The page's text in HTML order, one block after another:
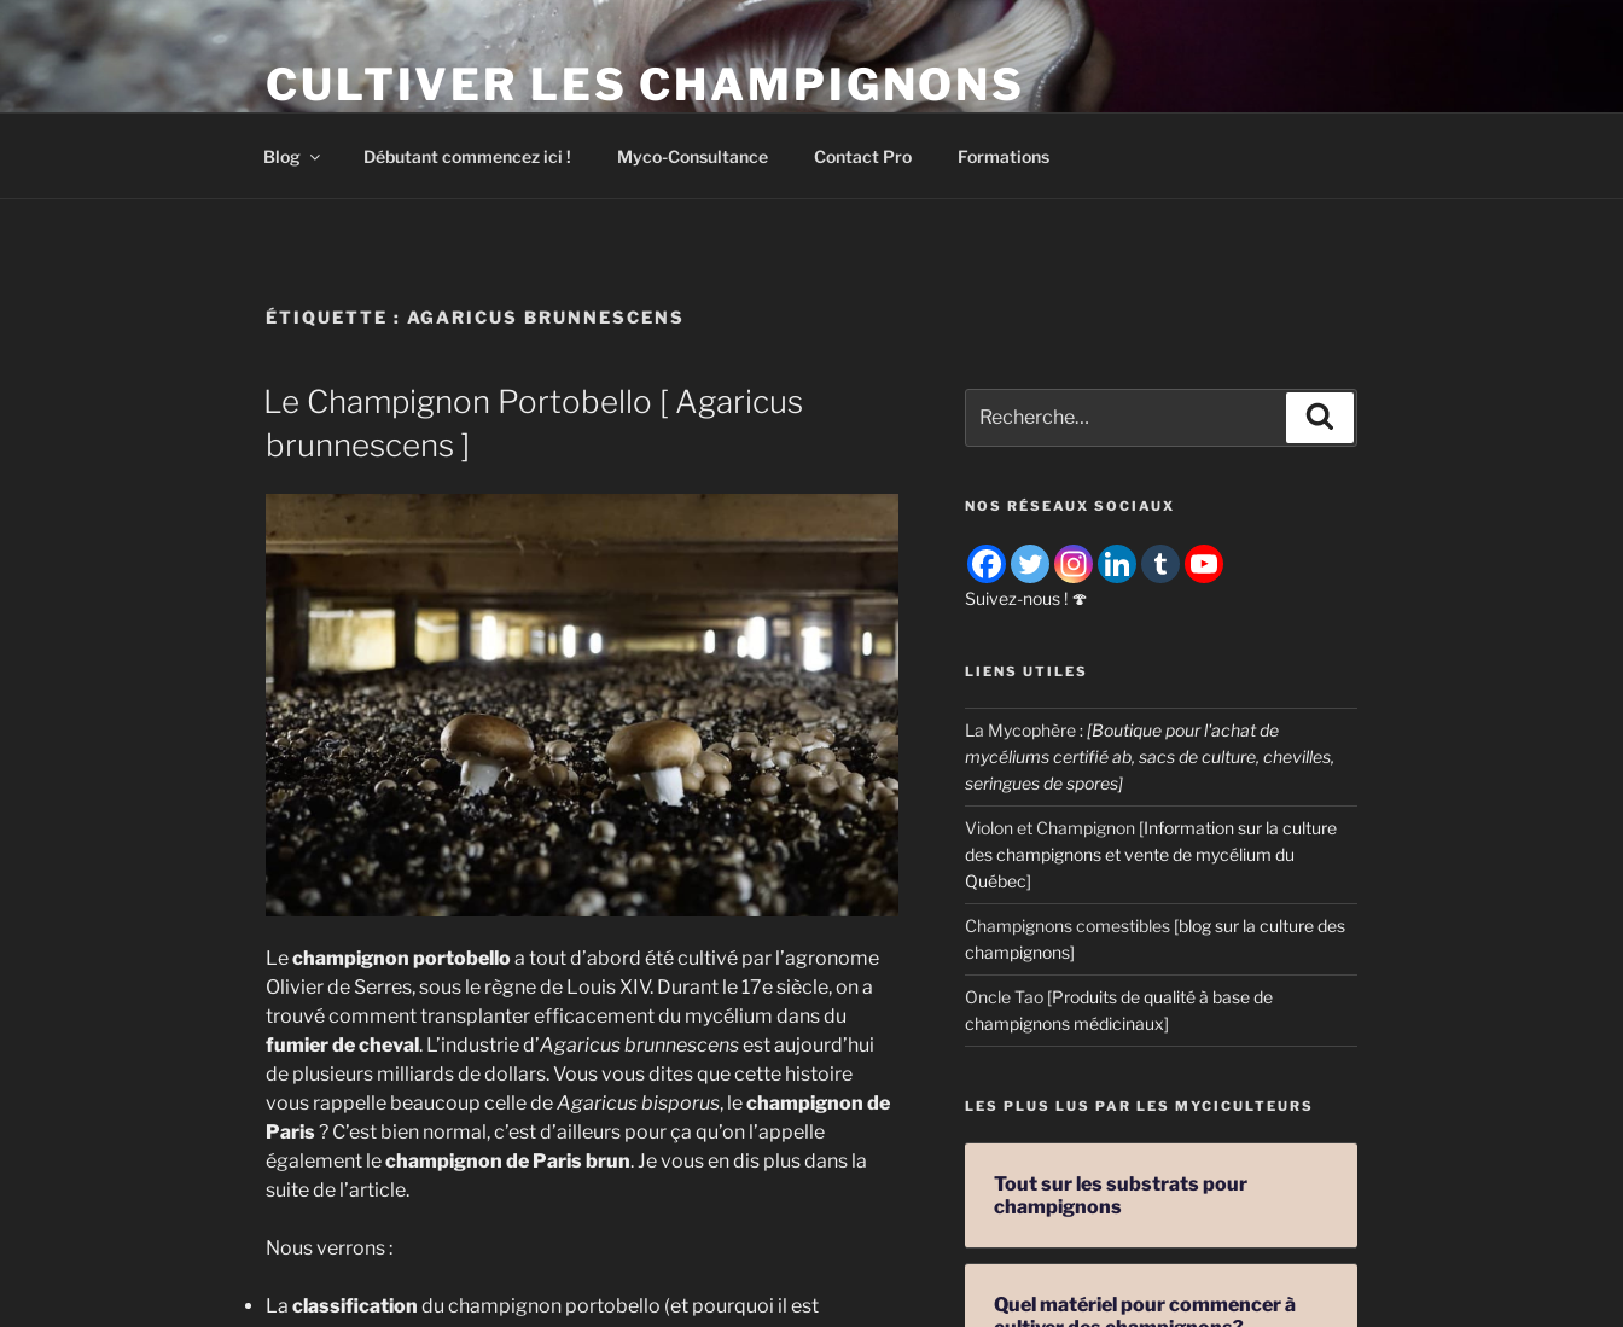
Aller
au
contenu
principal
CULTIVER LES CHAMPIGNONS
Blog Débutant commencez ici ! Myco-Consultance Contact Pro Formations
ÉTIQUETTE : AGARICUS BRUNNESCENS
Le Champignon Portobello [ Agaricus
brunnescens ]
Lechampignon portobelloa tout d’abord été cultivé par l’agronome
Olivier de Serres, sous le règne de Louis XIV. Durant le 17e siècle, on a
trouvé comment transplanter efficacement du mycélium dans du
fumier de cheval. L’industrie d’Agaricus brunnescensest aujourd’hui
de plusieurs milliards de dollars. Vous vous dites que cette histoire
vous rappelle beaucoup celle deAgaricus bisporus, lechampignon de
Paris? C’est bien normal, c’est d’ailleurs pour ça qu’on l’appelle
également lechampignon de Paris brun. Je vous en dis plus dans la
suite de l’article.
Nous verrons :
La classification du champignon portobello (et pourquoi il est
pour
:
NOS RÉSEAUX SOCIAUX
Suivez-nous ! 🍄
LIENS UTILES
La Mycophère : [Boutique pour l'achat de
mycéliums certifié ab, sacs de culture, chevilles,
seringues de spores]
Violon et Champignon [Information sur la culture
des champignons et vente de mycélium du
Québec]
Champignons comestibles [blog sur la culture des
champignons]
Oncle Tao [Produits de qualité à base de
champignons médicinaux]
LES PLUS LUS PAR LES MYCICULTEURS
Tout sur les substrats pour
champignons
Quel matériel pour commencer à